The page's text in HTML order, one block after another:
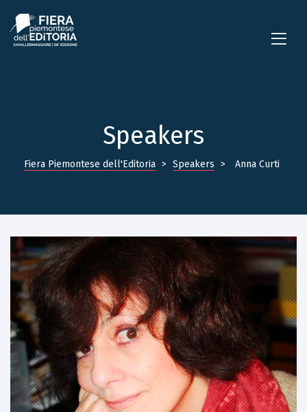
Speakers
Fiera Piemontese dell'Editoria > Speakers > Anna Curti